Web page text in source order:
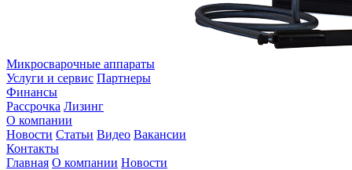
Микросварочные аппараты
Услуги и сервис Партнеры
Финансы
Рассрочка Лизинг
О компании
Новости Статьи Видео Вакансии
Контакты
Главная О компании Новости